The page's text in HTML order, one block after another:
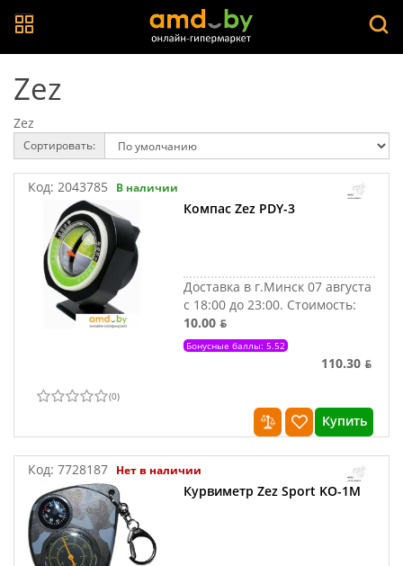
Zez
Zez
Сортировать:
Код: 2043785 В наличии
Компас Zez PDY-3
Доставка в г.Минск 07 августа
с 18:00 до 23:00. Стоимость:
10.00 ƃ
Бонусные баллы: 5.52
110.30 ƃ
(0)
Купить
Код: 7728187 Нет в наличии
Курвиметр Zez Sport KO-1M